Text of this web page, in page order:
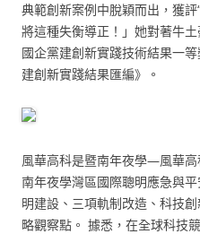
典範創新案例中脫穎而出，獲
將這種失衡導正！」她對著牛
國企黨建創新實踐技術結果一
建創新實踐結果匯編》。
風華高科是暨南年夜學—風華
南年夜學灣區國際聰明應急與
明建設、三項軌制改造、科技
略觀察點。 據悉，在全球科技